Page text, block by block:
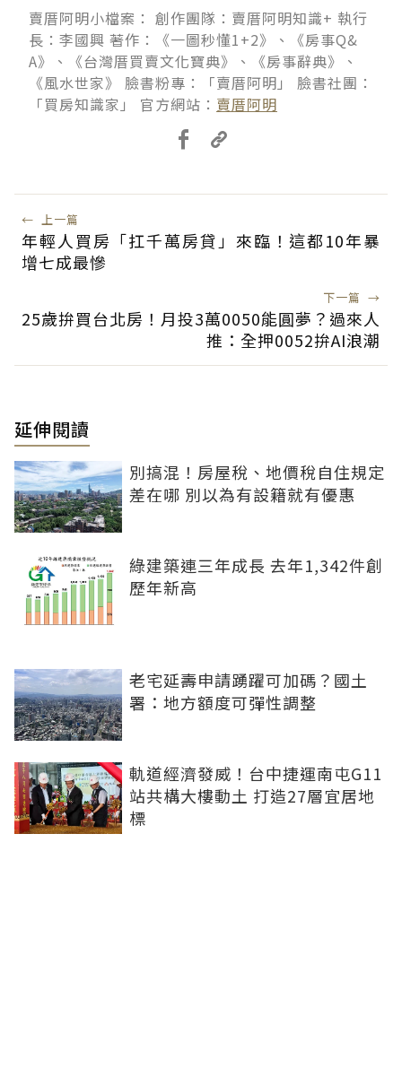
賣厝阿明小檔案： 創作團隊：賣厝阿明知識+ 執行
長：李國興 著作：《一圖秒懂1+2》、《房事Q&
A》、《台灣厝買賣文化寶典》、《房事辭典》、
《風水世家》 臉書粉專：「賣厝阿明」 臉書社團：
「買房知識家」 官方網站： 賣厝阿明
← 上一篇
年輕人買房「扛千萬房貸」來臨！這都10年暴
增七成最慘
下一篇 →
25歲拚買台北房！月投3萬0050能圓夢？過來人
推：全押0052拚AI浪潮
延伸閱讀
別搞混！房屋稅、地價稅自住規定
差在哪 別以為有設籍就有優惠
綠建築連三年成長 去年1,342件創
歷年新高
老宅延壽申請踴躍可加碼？國土
署：地方額度可彈性調整
軌道經濟發威！台中捷運南屯G11
站共構大樓動土 打造27層宜居地
標